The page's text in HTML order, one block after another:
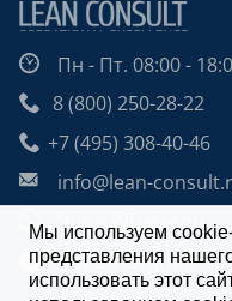
Пн - Пт. 08:00 -
8 (800) 250-28-22
+7 (495) 308-40-46
info@lean-
Чат в Telegram
Мы используем
представления
использовать этот